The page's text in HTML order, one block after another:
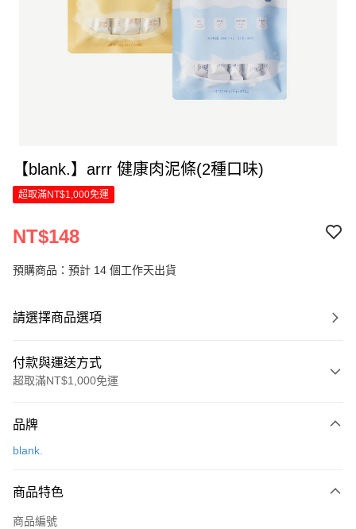
【blank.】arrr 健康肉泥條(2種口味)
超取滿NT$1,000免運
NT$148
預購商品：預計 14 個工作天出貨
請選擇商品選項
付款與運送方式
超取滿NT$1,000免運
信用卡一次付款
Apple Pay
街口支付
品牌
blank.
商品特色
商品編號